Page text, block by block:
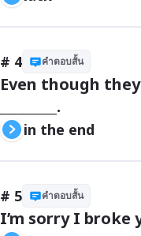
# 4 คำตอบสั้น
Even though
_________.
in the end
# 5 คำตอบสั้น
I’m sorry I broke